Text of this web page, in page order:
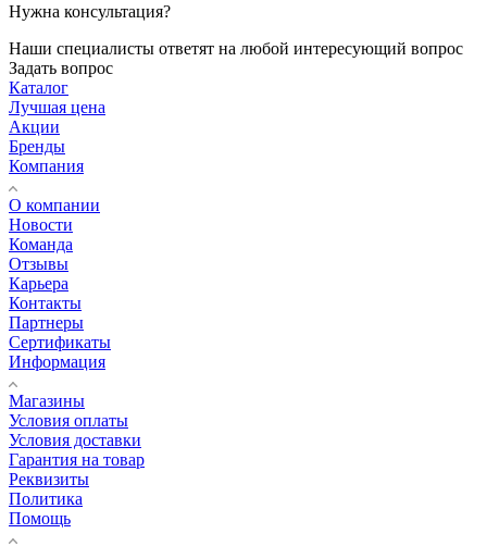
Нужна консультация?
Наши специалисты ответят на любой интересующий вопрос
Задать вопрос
Каталог
Лучшая цена
Акции
Бренды
Компания
О компании
Новости
Команда
Отзывы
Карьера
Контакты
Партнеры
Сертификаты
Информация
Магазины
Условия оплаты
Условия доставки
Гарантия на товар
Реквизиты
Политика
Помощь